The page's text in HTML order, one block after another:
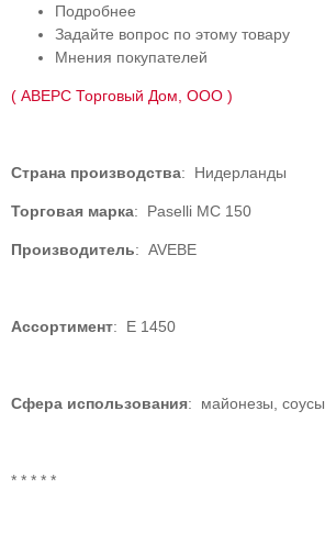
Подробнее
Задайте вопрос по этому товару
Мнения покупателей
( АВЕРС Торговый Дом, ООО )
Страна производства: Нидерланды
Торговая марка: Paselli MC 150
Производитель: AVEBE
Ассортимент: Е 1450
Сфера использования: майонезы, соусы.
* * * * *